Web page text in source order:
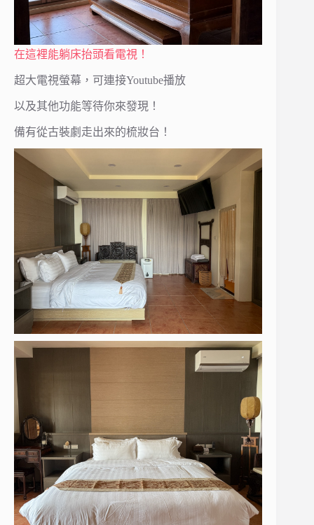
在這裡能躺床抬頭看電視！
超大電視螢幕，可連接Youtube播放
以及其他功能等待你來發現！
備有從古裝劇走出來的梳妝台！